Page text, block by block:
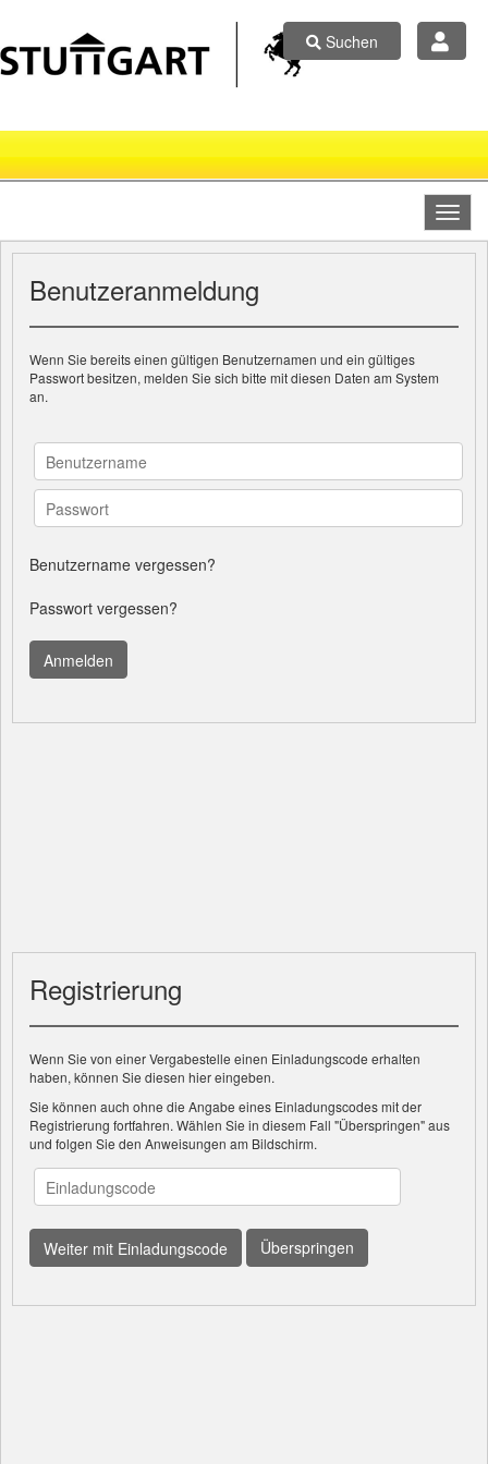
Suchen
Benutzeranmeldung
Wenn Sie bereits einen gültigen Benutzernamen und ein gültiges
Passwort besitzen, melden Sie sich bitte mit diesen Daten am System
an.
Benutzername vergessen?
Passwort vergessen?
Registrierung
Wenn Sie von einer Vergabestelle einen Einladungscode erhalten
haben, können Sie diesen hier eingeben.
Sie können auch ohne die Angabe eines Einladungscodes mit der
Registrierung fortfahren. Wählen Sie in diesem Fall "Überspringen" aus
und folgen Sie den Anweisungen am Bildschirm.
Überspringen